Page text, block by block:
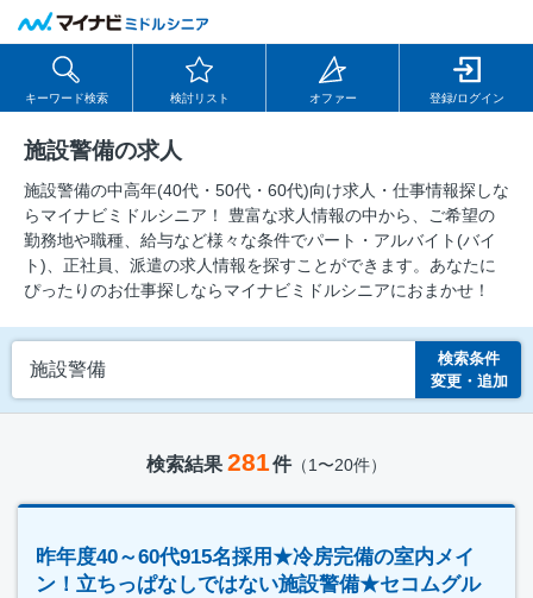
キーワード検索 検討リスト オファー 登録/ログイン
施設警備の求人
施設警備の中⾼年(40代・50代・60代)向け求⼈・仕事情報探しな
らマイナビミドルシニア！ 豊富な求人情報の中から、ご希望の
勤務地や職種、給与など様々な条件でパート・アルバイト(バイ
ト)、正社員、派遣の求人情報を探すことができます。あなたに
ぴったりのお仕事探しならマイナビミドルシニアにおまかせ！
施設警備
検索条件
変更・追加
検索結果 281件（1〜20件）
昨年度40～60代915名採用★冷房完備の室内メイ
ン！立ちっぱなしではない施設警備★セコムグル